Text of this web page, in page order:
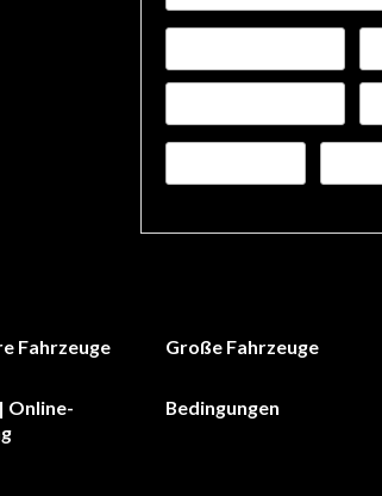
Fahrzeuge Große Fahrzeuge
Online-
Bedingungen